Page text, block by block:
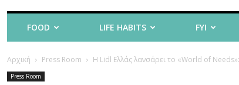
FOOD LIFE HABITS FYI
Αρχική Press Room Η Lidl Ελλάς λανσάρει το «World of
Press Room